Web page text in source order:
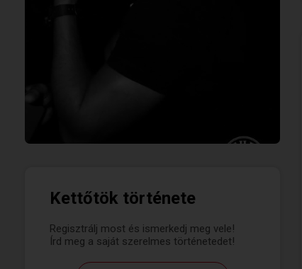
Kettőtök története
Regisztrálj most és ismerkedj meg vele!
Írd meg a saját szerelmes történetedet!